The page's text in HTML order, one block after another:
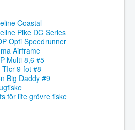
Coastal
Pike DC Series
Opti Speedrunner
Airframe
Multi 8,6 #5
9 fot #8
Big Daddy #9
för lite grövre fiske